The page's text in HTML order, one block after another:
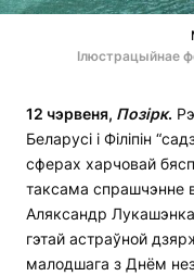
Ілюстрацыйнае
12 чэрвеня, Позірк.
Беларусі і Філіпін
сферах харчовай
таксама спрашчэнне
Аляксандр
гэтай астраўной
малодшага з Днём